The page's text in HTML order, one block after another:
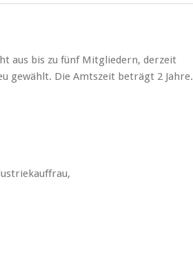
aus bis zu fünf Mitgliedern, derzeit
gewählt. Die Amtszeit beträgt 2 Jahre.